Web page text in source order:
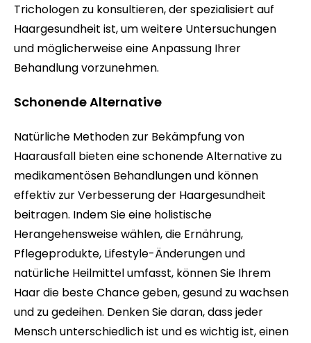
Trichologen zu konsultieren, der spezialisiert auf
Haargesundheit ist, um weitere Untersuchungen
und möglicherweise eine Anpassung Ihrer
Behandlung vorzunehmen.
Schonende Alternative
Natürliche Methoden zur Bekämpfung von
Haarausfall bieten eine schonende Alternative zu
medikamentösen Behandlungen und können
effektiv zur Verbesserung der Haargesundheit
beitragen. Indem Sie eine holistische
Herangehensweise wählen, die Ernährung,
Pflegeprodukte, Lifestyle-Änderungen und
natürliche Heilmittel umfasst, können Sie Ihrem
Haar die beste Chance geben, gesund zu wachsen
und zu gedeihen. Denken Sie daran, dass jeder
Mensch unterschiedlich ist und es wichtig ist, einen